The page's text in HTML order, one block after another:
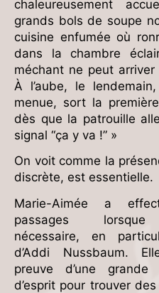
chaleureusement
grands bols de soupe
cuisine enfumée où
dans la chambre
méchant ne peut arriver
À l’aube, le
menue, sort la
dès que la patrouille
signal “ça y va !” »
On voit comme la
discrète, est essentielle.
Marie-Aimée a
passages lorsque
nécessaire, en
d’Addi Nussbaum.
preuve d’une grande
d’esprit pour trouver